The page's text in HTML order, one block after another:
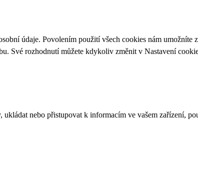
údaje. Povolením použití všech cookies nám umožníte
Své rozhodnutí můžete kdykoliv změnit v Nastavení
nebo přistupovat k informacím ve vašem zařízení,